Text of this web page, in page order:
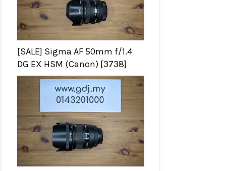
[SALE] Sigma AF 50mm f/1.4
DG EX HSM (Canon) [3738]